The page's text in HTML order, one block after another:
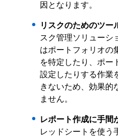
因となります。
リスクのためのツー
スク管理ソリューシ
はポートフォリオの
を特定したり、ポー
設定したりする作業
きないため、効果的
ません。
レポート作成に手間
レッドシートを使う